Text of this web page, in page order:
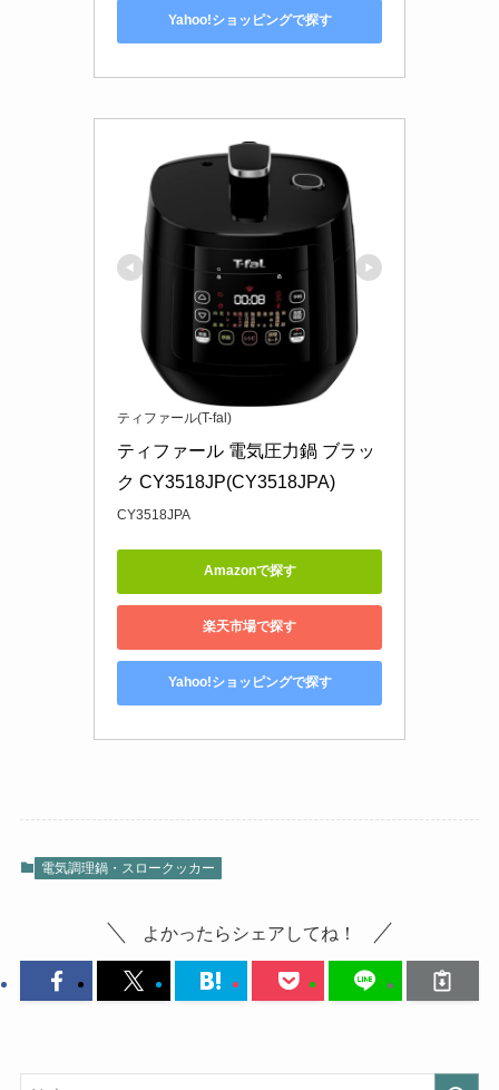
Yahoo!ショッピングで探す
ティファール(T-fal)
ティファール 電気圧力鍋 ブラッ
ク CY3518JP(CY3518JPA)
CY3518JPA
Amazonで探す
楽天市場で探す
Yahoo!ショッピングで探す
電気調理鍋・スロークッカー
よかったらシェアしてね！